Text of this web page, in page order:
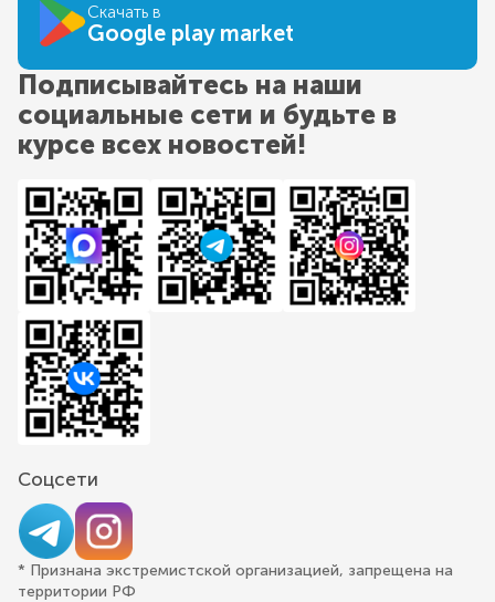
Скачать в
Google play market
Подписывайтесь на наши
социальные сети и будьте в
курсе всех новостей!
Соцсети
* Признана экстремистской организацией, запрещена на
территории РФ